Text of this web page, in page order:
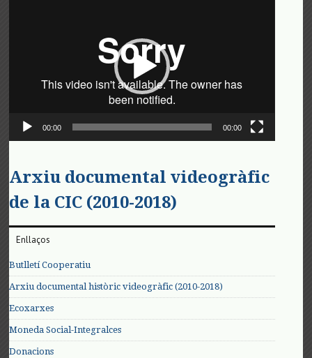
00:00 00:00
Arxiu documental videogràfic
de la CIC (2010-2018)
Enllaços
Butlletí Cooperatiu
Arxiu documental històric videogràfic (2010-2018)
Ecoxarxes
Moneda Social-Integralces
Donacions